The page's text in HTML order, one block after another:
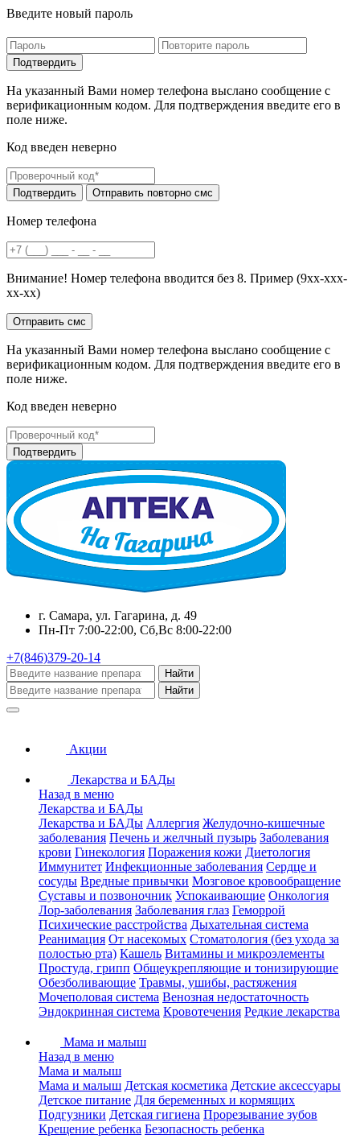
Введите новый пароль
На указанный Вами номер телефона выслано сообщение с
верификационным кодом. Для подтверждения введите его в
поле ниже.
Код введен неверно
Номер телефона
Внимание! Номер телефона вводится без 8. Пример (9хх-ххх-
хх-хх)
На указанный Вами номер телефона выслано сообщение с
верификационным кодом. Для подтверждения введите его в
поле ниже.
Код введен неверно
г. Самара, ул. Гагарина, д. 49
Пн-Пт 7:00-22:00, Сб,Вс 8:00-22:00
+7(846)379-20-14
Найти
Найти
Акции
Лекарства и БАДы
Назад в меню
Лекарства и БАДы
Лекарства и БАДы Аллергия Желудочно-кишечные
заболевания Печень и желчный пузырь Заболевания
крови Гинекология Поражения кожи Диетология
Иммунитет Инфекционные заболевания Сердце и
сосуды Вредные привычки Мозговое кровообращение
Суставы и позвоночник Успокаивающие Онкология
Лор-заболевания Заболевания глаз Геморрой
Психические расстройства Дыхательная система
Реанимация От насекомых Стоматология (без ухода за
полостью рта) Кашель Витамины и микроэлементы
Простуда, грипп Общеукрепляющие и тонизирующие
Обезболивающие Травмы, ушибы, растяжения
Мочеполовая система Венозная недостаточность
Эндокринная система Кровотечения Редкие лекарства
Мама и малыш
Назад в меню
Мама и малыш
Мама и малыш Детская косметика Детские аксессуары
Детское питание Для беременных и кормящих
Подгузники Детская гигиена Прорезывание зубов
Крещение ребенка Безопасность ребенка